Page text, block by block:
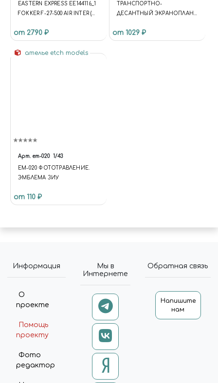
EASTERN EXPRESS ЕЕ144116_1
FOKKER F-27-500 AIR INTER (
от 2790 ₽
ТРАНСПОРТНО-
ДЕСАНТНЫЙ ЭКРАНОПЛАН
от 1029 ₽
ателье etch models
Арт. em-020 1/43
EM-020 ФОТОТРАВЛЕНИЕ.
ЭМБЛЕМА ЗИУ
от 110 ₽
Информация
О
проекте
Помощь
проекту
Фото
редактор
Мы в
Интернете
Обратная связь
Напишите
нам